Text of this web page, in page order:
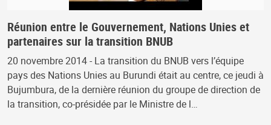
Réunion entre le Gouvernement, Nations Unies et
partenaires sur la transition BNUB
20 novembre 2014 - La transition du BNUB vers l’équipe
pays des Nations Unies au Burundi était au centre, ce jeudi à
Bujumbura, de la dernière réunion du groupe de direction de
la transition, co-présidée par le Ministre de l…